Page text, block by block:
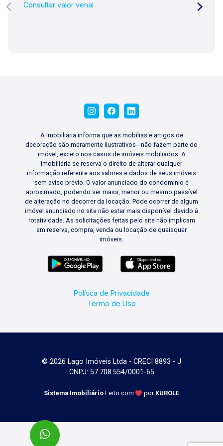
Consultar valor venal
A Imobiliária informa que as mobílias e artigos de
decoração são meramente ilustrativos - não fazem parte do
imóvel, exceto nos casos de imóveis mobiliados. A
imobiliária se reserva o direito de alterar qualquer
informação referente aos valores e dados de seus imóveis
sem aviso prévio. O valor anunciado do condomínio é
aproximado, podendo ser maior, menor ou mesmo passível
de alteração no decorrer da locação. Pode ocorrer de algum
imóvel anunciado no site não estar mais disponível devido à
rotatividade. As solicitações feitas pelo site não implicam
em reserva, compra, venda ou locação de quaisquer
imóveis.
Política de Privacidade
Termo de Uso
© 2026 Lago Imóveis Ltda - CRECI 8893 - J
CNPJ: 57.708.554/0001-65
Sistema Imobiliário Feito com por KUROLE